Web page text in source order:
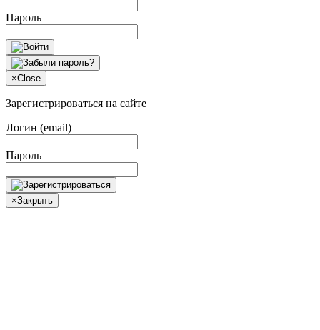
Пароль
×Close
Зарегистрироваться на сайте
Логин (email)
Пароль
×Закрыть